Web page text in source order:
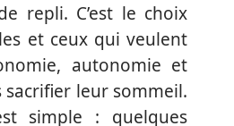
repli. C’est le choix
et ceux qui veulent
autonomie et
sacrifier leur sommeil.
simple : quelques